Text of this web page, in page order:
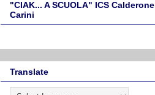
"CIAK... A SCUOLA" ICS Calderone
Carini
Translate